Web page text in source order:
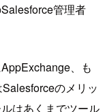
管理者
、も
のメリッ
はあくまでツール